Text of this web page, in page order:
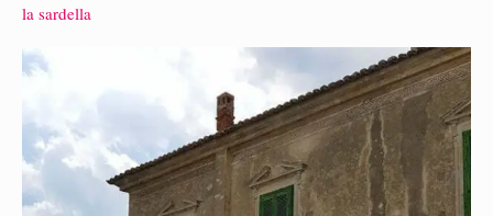
la sardella